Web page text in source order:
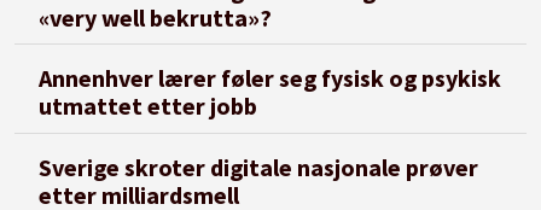
«very well bekrutta»?
Annenhver lærer føler seg fysisk og psykisk
utmattet etter jobb
Sverige skroter digitale nasjonale prøver
etter milliardsmell